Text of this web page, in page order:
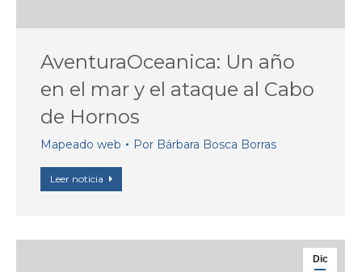
AventuraOceanica: Un año
en el mar y el ataque al Cabo
de Hornos
Mapeado web Por Bárbara Bosca Borras
Leer noticia
Dic